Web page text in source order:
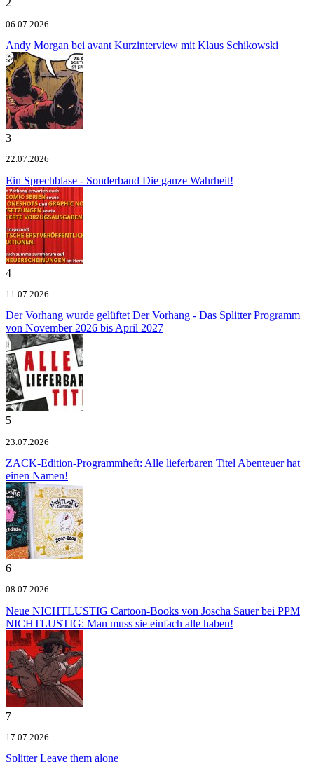
2
06.07.2026
Andy Morgan bei avant Kurzinterview mit Klaus Schikowski
3
22.07.2026
Ein Sprechblase - Sonderband Die ganze Wahrheit!
4
11.07.2026
Der Vorhang wurde gelüftet Der Vorhang - Das Splitter Programm
von November 2026 bis April 2027
5
23.07.2026
ZACK-Edition-Programmheft: Alle lieferbaren Titel Abenteuer hat
einen Namen!
6
08.07.2026
Neue NICHTLUSTIG Cartoon-Books von Joscha Sauer bei PPM
NICHTLUSTIG: Man muss sie einfach alle haben!
7
17.07.2026
SplitterLeave them alone